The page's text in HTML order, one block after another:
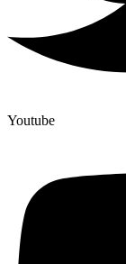
Youtube